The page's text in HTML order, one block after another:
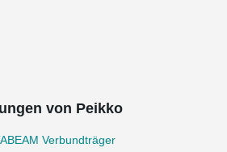
von Peikko
Verbundträger